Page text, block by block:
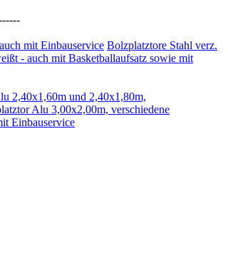
mit Einbauservice Bolzplatztore Stahl verz.
- auch mit Basketballaufsatz sowie mit
2,40x1,60m und 2,40x1,80m,
Alu 3,00x2,00m, verschiedene
Einbauservice